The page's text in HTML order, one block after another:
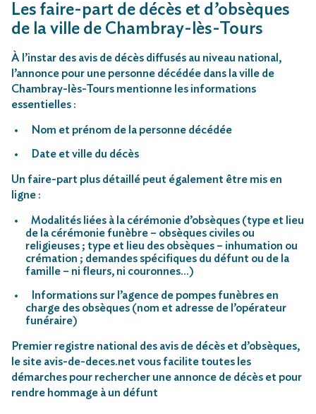
Les faire-part de décès et d’obsèques
de la ville de Chambray-lès-Tours
À l’instar des avis de décès diffusés au niveau national,
l’annonce pour une personne décédée dans la ville de
Chambray-lès-Tours mentionne les informations
essentielles :
Nom et prénom de la personne décédée
Date et ville du décès
Un faire-part plus détaillé peut également être mis en
ligne :
Modalités liées à la cérémonie d’obsèques (type et lieu
de la cérémonie funèbre – obsèques civiles ou
religieuses ; type et lieu des obsèques – inhumation ou
crémation ; demandes spécifiques du défunt ou de la
famille – ni fleurs, ni couronnes…)
Informations sur l’agence de pompes funèbres en
charge des obsèques (nom et adresse de l’opérateur
funéraire)
Premier registre national des avis de décès et d’obsèques,
le site avis-de-deces.net vous facilite toutes les
démarches pour rechercher une annonce de décès et pour
rendre hommage à un défunt